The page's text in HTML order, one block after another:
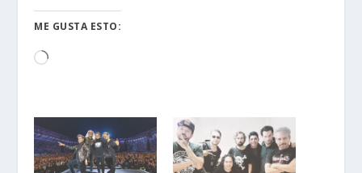
ME GUSTA ESTO:
Loading…